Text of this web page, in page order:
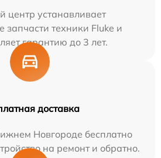
центр устанавливает
запчасти техники Fluke и
гарантию до 3 лет.
доставка
Новгороде бесплатно
на ремонт и обратно.